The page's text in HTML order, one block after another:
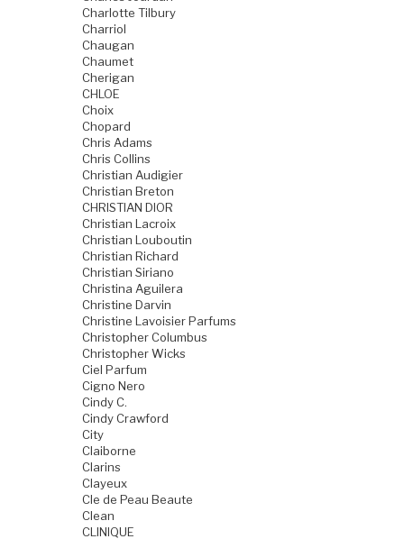
Charlotte Tilbury
Charriol
Chaugan
Chaumet
Cherigan
CHLOE
Choix
Chopard
Chris Adams
Chris Collins
Christian Audigier
Christian Breton
CHRISTIAN DIOR
Christian Lacroix
Christian Louboutin
Christian Richard
Christian Siriano
Christina Aguilera
Christine Darvin
Christine Lavoisier Parfums
Christopher Columbus
Christopher Wicks
Ciel Parfum
Cigno Nero
Cindy C.
Cindy Crawford
City
Claiborne
Clarins
Clayeux
Cle de Peau Beaute
Clean
CLINIQUE